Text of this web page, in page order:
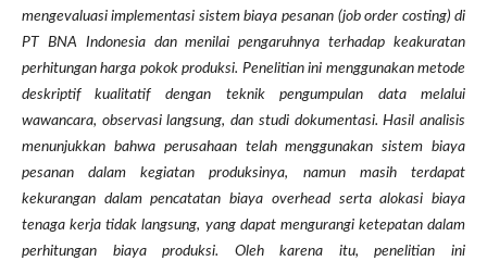
mengevaluasi implementasi sistem biaya pesanan (job order costing) di
PT BNA Indonesia dan menilai pengaruhnya terhadap keakuratan
perhitungan harga pokok produksi. Penelitian ini menggunakan metode
deskriptif kualitatif dengan teknik pengumpulan data melalui
wawancara, observasi langsung, dan studi dokumentasi. Hasil analisis
menunjukkan bahwa perusahaan telah menggunakan sistem biaya
pesanan dalam kegiatan produksinya, namun masih terdapat
kekurangan dalam pencatatan biaya overhead serta alokasi biaya
tenaga kerja tidak langsung, yang dapat mengurangi ketepatan dalam
perhitungan biaya produksi. Oleh karena itu, penelitian ini